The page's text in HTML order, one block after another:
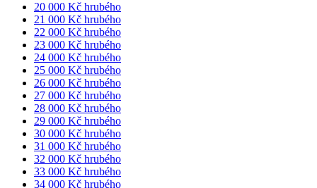
20 000 Kč hrubého
21 000 Kč hrubého
22 000 Kč hrubého
23 000 Kč hrubého
24 000 Kč hrubého
25 000 Kč hrubého
26 000 Kč hrubého
27 000 Kč hrubého
28 000 Kč hrubého
29 000 Kč hrubého
30 000 Kč hrubého
31 000 Kč hrubého
32 000 Kč hrubého
33 000 Kč hrubého
34 000 Kč hrubého